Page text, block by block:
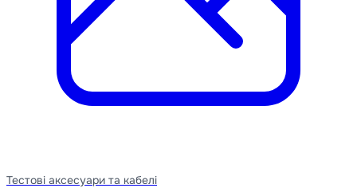
Тестові аксесуари та кабелі